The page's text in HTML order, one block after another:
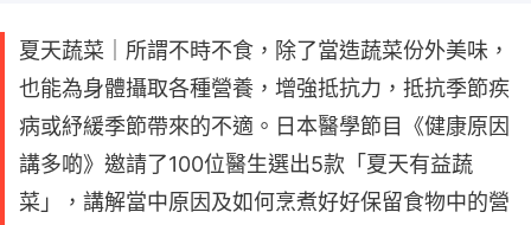
夏天蔬菜｜所謂不時不食，除了當造蔬菜份外美味，
也能為身體攝取各種營養，增強抵抗力，抵抗季節疾
病或紓緩季節帶來的不適。日本醫學節目《健康原因
講多啲》邀請了100位醫生選出5款「夏天有益蔬
菜」，講解當中原因及如何烹煮好好保留食物中的營